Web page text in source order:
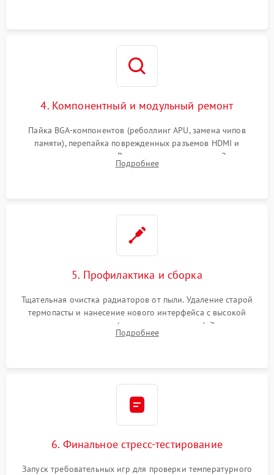
4. Компонентный и модульный ремонт
Пайка BGA-компонентов (реболлинг APU, замена чипов
памяти), перепайка поврежденных разъемов HDMI и
контроллеров питания. Восстановление дорожек. Замена
неисправного жесткого диска, SSD или лазерной головки
Подробнее
5. Профилактика и сборка
Тщательная очистка радиаторов от пыли. Удаление старой
термопасты и нанесение нового интерфейса с высокой
теплопроводностью (или жидкого металла). Замена
термопрокладок. Аккуратная сборка консоли и подключение
Подробнее
6. Финальное стресс-тестирование
Запуск требовательных игр для проверки температурного